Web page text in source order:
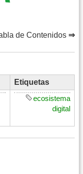
de Contenidos ⇒
Etiquetas
ecosistema
digital